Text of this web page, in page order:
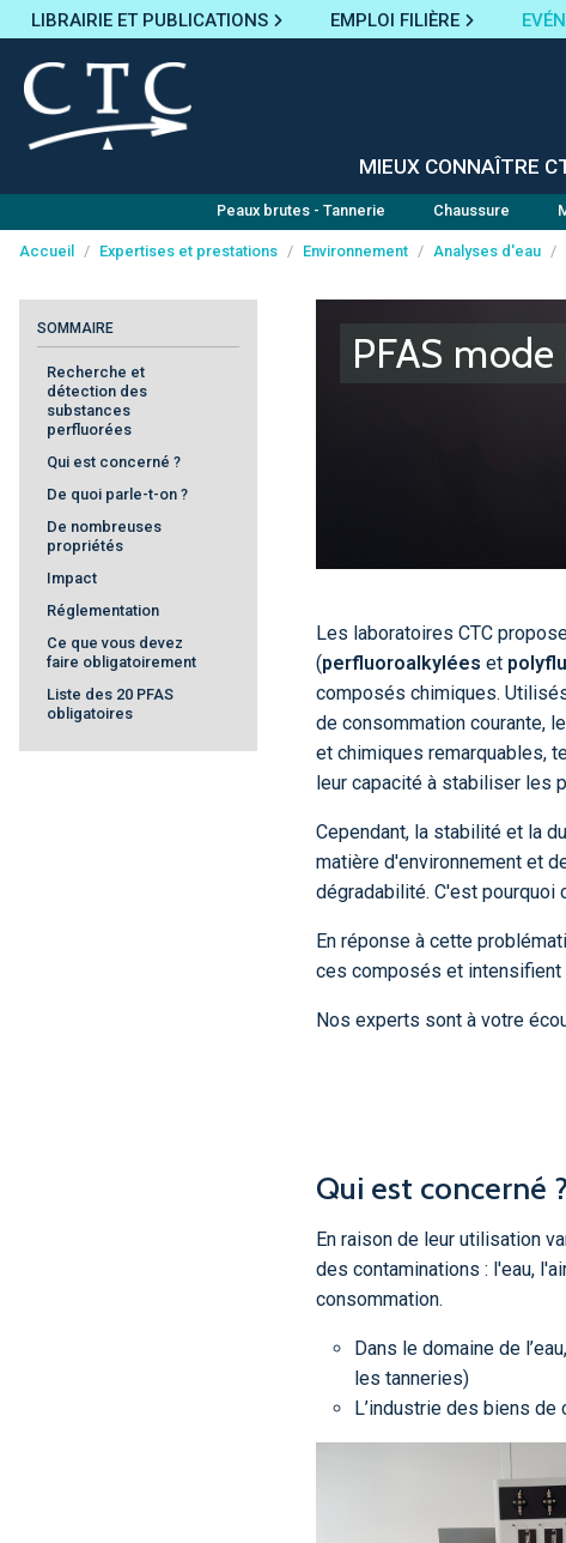
Panneau de gestion des cookies
LIBRAIRIE ET PUBLICATIONS EMPLOI FILIÈRE
MIEUX CONNAÎTRE
Peaux brutes - Tannerie Chaussure
Accueil / Expertises et prestations / Environnement / Analyses d'eau /
SOMMAIRE
Recherche et
détection des
substances
perfluorées
Qui est concerné ?
De quoi parle-t-on ?
De nombreuses
propriétés
Impact
Réglementation
Ce que vous devez
faire obligatoirement
Liste des 20 PFAS
obligatoires
PFAS
Les laboratoires CTC
(perfluoroalkylées et
composés chimiques.
de consommation courante,
et chimiques remarquables,
leur capacité à stabiliser les
Cependant, la stabilité et la
matière d'environnement et
dégradabilité. C'est
En réponse à cette
ces composés et intensifient
Nos experts sont à votre
Qui est concerné ?
En raison de leur utilisation
des contaminations : l'eau,
consommation.
Dans le domaine de
les tanneries)
L’industrie des biens de